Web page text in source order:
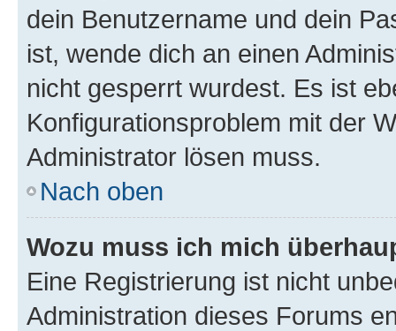
dein Benutzername und dein
ist, wende dich an einen
nicht gesperrt wurdest. Es ist
Konfigurationsproblem mit der
Administrator lösen muss.
Nach oben
Wozu muss ich mich
Eine Registrierung ist nicht
Administration dieses Forums